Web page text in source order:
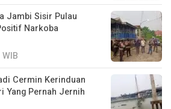
Jambi Sisir Pulau
Narkoba
Cermin Kerinduan
Yang Pernah Jernih